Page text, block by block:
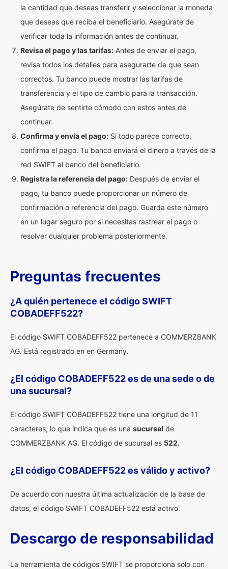
la cantidad que deseas transferir y seleccionar la moneda
que deseas que reciba el beneficiario. Asegúrate de
verificar toda la información antes de continuar.
Revisa el pago y las tarifas: Antes de enviar el pago,
revisa todos los detalles para asegurarte de que sean
correctos. Tu banco puede mostrar las tarifas de
transferencia y el tipo de cambio para la transacción.
Asegúrate de sentirte cómodo con estos antes de
continuar.
Confirma y envía el pago: Si todo parece correcto,
confirma el pago. Tu banco enviará el dinero a través de la
red SWIFT al banco del beneficiario.
Registra la referencia del pago: Después de enviar el
pago, tu banco puede proporcionar un número de
confirmación o referencia del pago. Guarda este número
en un lugar seguro por si necesitas rastrear el pago o
resolver cualquier problema posteriormente.
Preguntas frecuentes
¿A quién pertenece el código SWIFT
COBADEFF522?
El código SWIFT COBADEFF522 pertenece a COMMERZBANK
AG. Está registrado en en Germany.
¿El código COBADEFF522 es de una sede o de
una sucursal?
El código SWIFT COBADEFF522 tiene una longitud de 11
caracteres, lo que indica que es una sucursal de
COMMERZBANK AG. El código de sucursal es 522.
¿El código COBADEFF522 es válido y activo?
De acuerdo con nuestra última actualización de la base de
datos, el código SWIFT COBADEFF522 está activo.
Descargo de responsabilidad
La herramienta de códigos SWIFT se proporciona solo con